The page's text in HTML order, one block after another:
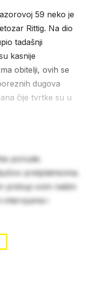
59 neko je
Rittig. Na dio
tadašnji
kasnije
obitelji, ovih se
dugova
čije tvrtke su u
ponude.
pretplatnicima.
pristup svim našim
i